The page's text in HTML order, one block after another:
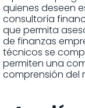
quienes deseen
consultoría
que permita
de finanzas
técnicos se
permiten una
comprensión del